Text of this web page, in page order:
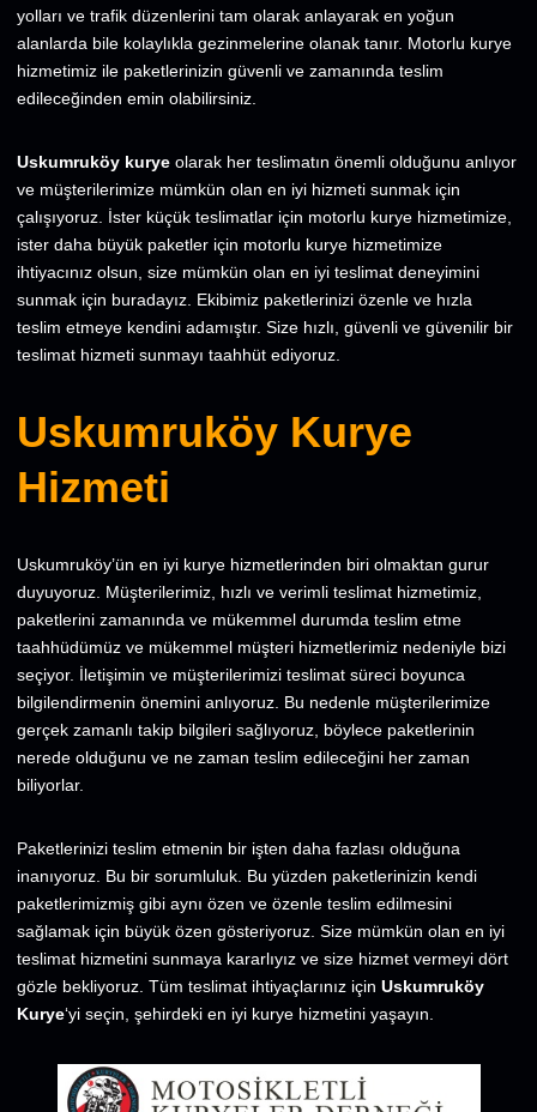
yolları ve trafik düzenlerini tam olarak anlayarak en yoğun
alanlarda bile kolaylıkla gezinmelerine olanak tanır. Motorlu kurye
hizmetimiz ile paketlerinizin güvenli ve zamanında teslim
edileceğinden emin olabilirsiniz.
Uskumruköy kurye olarak her teslimatın önemli olduğunu anlıyor
ve müşterilerimize mümkün olan en iyi hizmeti sunmak için
çalışıyoruz. İster küçük teslimatlar için motorlu kurye hizmetimize,
ister daha büyük paketler için motorlu kurye hizmetimize
ihtiyacınız olsun, size mümkün olan en iyi teslimat deneyimini
sunmak için buradayız. Ekibimiz paketlerinizi özenle ve hızla
teslim etmeye kendini adamıştır. Size hızlı, güvenli ve güvenilir bir
teslimat hizmeti sunmayı taahhüt ediyoruz.
Uskumruköy Kurye
Hizmeti
Uskumruköy’ün en iyi kurye hizmetlerinden biri olmaktan gurur
duyuyoruz. Müşterilerimiz, hızlı ve verimli teslimat hizmetimiz,
paketlerini zamanında ve mükemmel durumda teslim etme
taahhüdümüz ve mükemmel müşteri hizmetlerimiz nedeniyle bizi
seçiyor. İletişimin ve müşterilerimizi teslimat süreci boyunca
bilgilendirmenin önemini anlıyoruz. Bu nedenle müşterilerimize
gerçek zamanlı takip bilgileri sağlıyoruz, böylece paketlerinin
nerede olduğunu ve ne zaman teslim edileceğini her zaman
biliyorlar.
Paketlerinizi teslim etmenin bir işten daha fazlası olduğuna
inanıyoruz. Bu bir sorumluluk. Bu yüzden paketlerinizin kendi
paketlerimizmiş gibi aynı özen ve özenle teslim edilmesini
sağlamak için büyük özen gösteriyoruz. Size mümkün olan en iyi
teslimat hizmetini sunmaya kararlıyız ve size hizmet vermeyi dört
gözle bekliyoruz. Tüm teslimat ihtiyaçlarınız için Uskumruköy
Kurye‘yi seçin, şehirdeki en iyi kurye hizmetini yaşayın.